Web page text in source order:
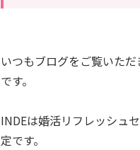
いつもブログをご覧いた
です。
INDEは婚活リフレッシュ
定です。